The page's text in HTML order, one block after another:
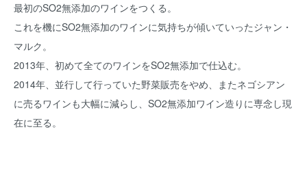
最初のSO2無添加のワインをつくる。
これを機にSO2無添加のワインに気持ちが傾いていったジャン・
マルク。
2013年、初めて全てのワインをSO2無添加で仕込む。
2014年、並行して行っていた野菜販売をやめ、またネゴシアン
に売るワインも大幅に減らし、SO2無添加ワイン造りに専念し現
在に至る。